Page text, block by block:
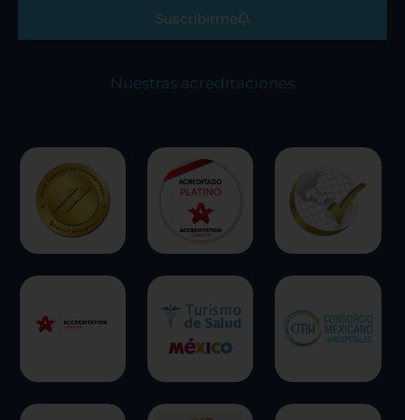
Suscribirme
Nuestras acreditaciones